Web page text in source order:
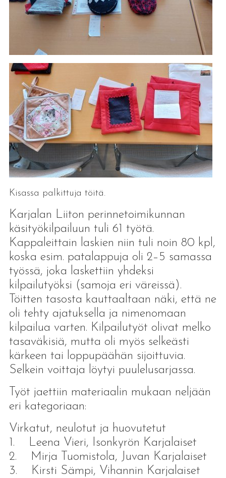
Kisassa palkittuja töitä.
Karjalan Liiton perinnetoimikunnan
käsityökilpailuun tuli 61 työtä.
Kappaleittain laskien niin tuli noin 80 kpl,
koska esim. patalappuja oli 2–5 samassa
työssä, joka laskettiin yhdeksi
kilpailutyöksi (samoja eri väreissä).
Töitten tasosta kauttaaltaan näki, että ne
oli tehty ajatuksella ja nimenomaan
kilpailua varten. Kilpailutyöt olivat melko
tasaväkisiä, mutta oli myös selkeästi
kärkeen tai loppupäähän sijoittuvia.
Selkein voittaja löytyi puulelusarjassa.
Työt jaettiin materiaalin mukaan neljään
eri kategoriaan:
Virkatut, neulotut ja huovutetut
1. Leena Vieri, Isonkyrön Karjalaiset
2. Mirja Tuomistola, Juvan Karjalaiset
3. Kirsti Sämpi, Vihannin Karjalaiset